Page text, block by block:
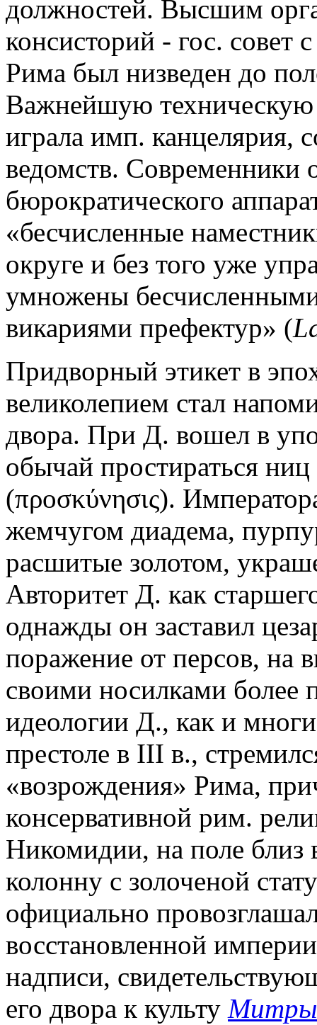
должностей. Высшим
консисторий - гос. совет
Рима был низведен до
Важнейшую техническую
играла имп. канцелярия,
ведомств. Современники
бюрократического
«бесчисленные
округе и без того уже
умножены
викариями префектур» (
Придворный этикет в
великолепием стал
двора. При Д. вошел в
обычай простираться
(προσκύνησις).
жемчугом диадема,
расшитые золотом,
Авторитет Д. как
однажды он заставил
поражение от персов, на
своими носилками более
идеологии Д., как и
престоле в III в.,
«возрождения» Рима,
консервативной рим.
Никомидии, на поле близ
колонну с золоченой
официально
восстановленной
надписи,
его двора к культу Митры